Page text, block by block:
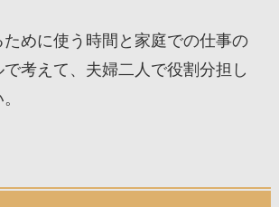
めに使う時間と家庭での仕事の
考えて、夫婦二人で役割分担し